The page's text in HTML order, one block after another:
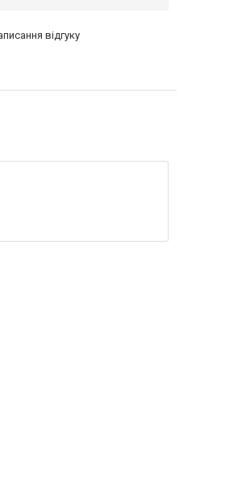
відгуку